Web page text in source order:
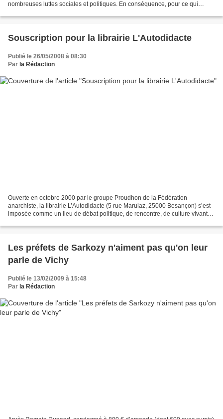
nombreuses luttes sociales et politiques. En conséquence, pour ce qui
Souscription pour la librairie L'Autodidacte
Publié le 26/05/2008 à 08:30
Par la Rédaction
Ouverte en octobre 2000 par le groupe Proudhon de la Fédération
anarchiste, la librairie L’Autodidacte (5 rue Marulaz, 25000 Besançon) s’est
imposée comme un lieu de débat politique, de rencontre, de culture vivante.
Les préfets de Sarkozy n'aiment pas qu'on leur
parle de Vichy
Publié le 13/02/2009 à 15:48
Par la Rédaction